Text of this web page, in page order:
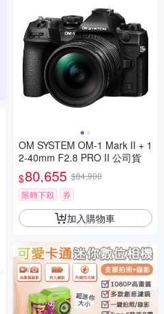
OM SYSTEM OM-1 Mark II + 1
2-40mm F2.8 PRO II 公司貨
$80,655 $84,900
限時下殺
券
加入購物車